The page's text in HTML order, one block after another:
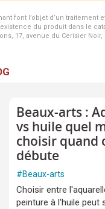
font l’objet d’un
du produit dans le
17, avenue du Cerisier
Beaux-arts :
vs huile quel
choisir quand
débute
#Beaux-arts
Choisir entre
peinture à l'huile peut